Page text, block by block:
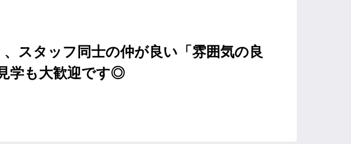
スタッフ同士の仲が良い「雰囲気の良
学も大歓迎です◎